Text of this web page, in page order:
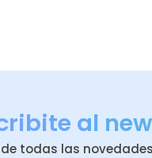
al
todas las